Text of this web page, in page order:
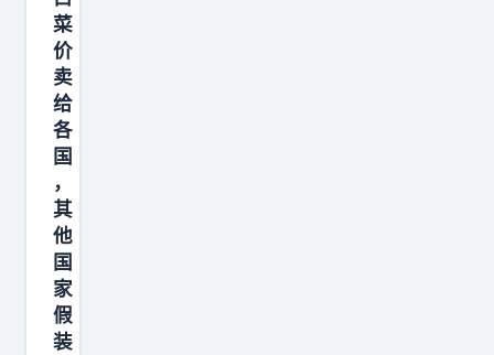
菜
价
卖
给
各
国
，
其
他
国
家
假
装